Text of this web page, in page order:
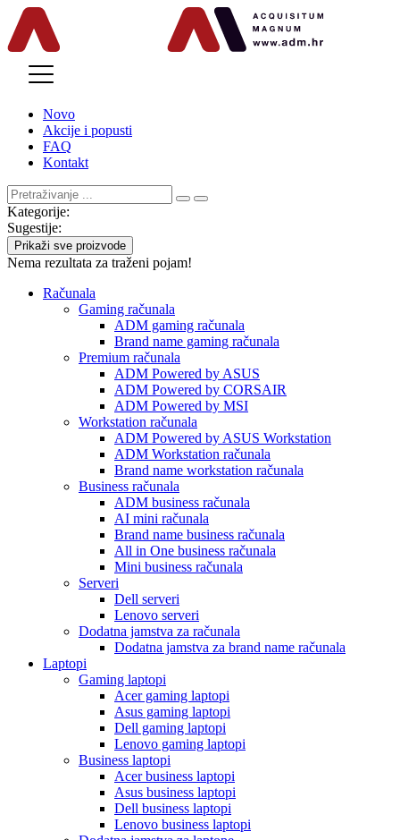
Novo
Akcije i popusti
FAQ
Kontakt
Kategorije:
Sugestije:
Prikaži sve proizvode
Nema rezultata za traženi pojam!
Računala
Gaming računala
ADM gaming računala
Brand name gaming računala
Premium računala
ADM Powered by ASUS
ADM Powered by CORSAIR
ADM Powered by MSI
Workstation računala
ADM Powered by ASUS Workstation
ADM Workstation računala
Brand name workstation računala
Business računala
ADM business računala
AI mini računala
Brand name business računala
All in One business računala
Mini business računala
Serveri
Dell serveri
Lenovo serveri
Dodatna jamstva za računala
Dodatna jamstva za brand name računala
Laptopi
Gaming laptopi
Acer gaming laptopi
Asus gaming laptopi
Dell gaming laptopi
Lenovo gaming laptopi
Business laptopi
Acer business laptopi
Asus business laptopi
Dell business laptopi
Lenovo business laptopi